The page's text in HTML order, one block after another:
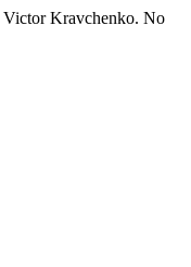
Victor Kravchenko. No